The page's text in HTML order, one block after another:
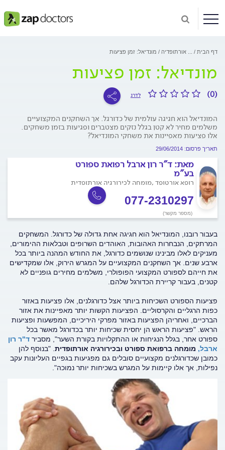
דף הבית אורתופדיה מונדיאל: זמן פציעות
מונדיאל: זמן פציעות
(0) לדרג
המונדיאל הוא חגיגה עולמית של כדורגל. אך השחקנים המקצועיים
משלמים מחיר לא קטן בגלל נזקים מצטברים ופגיעות בזמן משחקים.
אלו פציעות מאפיינות את משחקי המונדיאל?
תאריך פרסום: 29/06/2014
מאת: ד"ר רון ארבל רפואת ספורט
בע"מ
רופא אורטופד ,מומחה לכירורגיה אורתופדית
077-2310297
(מספר מקשר)
בעבור רובנו, המונדיאל הוא חגיגה אחת גדולה של כדורגל. המשחקים
המרתקים, הנבחרות האהובות, האוהדים השרופים וטבלאות ההימורים,
מעניקים לאלו מבינינו שנושמים כדורגל, את החודש המהנה ביותר בכל
ארבע שנים. אך השחקנים המקצועיים על המגרש הירוק, אלו שמקדישים
את חייהם לספורט המקצועי הפופולרי, משלמים מחירים גופניים לא
קטנים, בעבור קריירת הכדורגל שלהם.
פציעות הספורט השכיחות ביותר אצל כדורגלנים, אלו פציעות באזור
כפות הרגליים והקרסוליים. הפציעות הקשות יותר מאפיינות את אזור
הברכיים, ואחריהן הפציעות באזור מפרקי היריכיים, המפשעות ופציעות
הראש. "פציעות הראש הן יחסית שכיחות יותר בכדורגל מאשר בכל
ספורט אחר, בגלל הנגיחות או ההתקלויות בקורת השער", מסביר ד"ר רון
ארבל, מומחה ברפואת ספורט ובכירורגיה אורתופדית . "בנוסף להן
כמובן שכדורגלנים מקצועיים סובלים גם מפגיעות בגפיים העליונות עקב
נפילות, אך אלו קיימות על המגרש בשכיחות יותר נמוכה".